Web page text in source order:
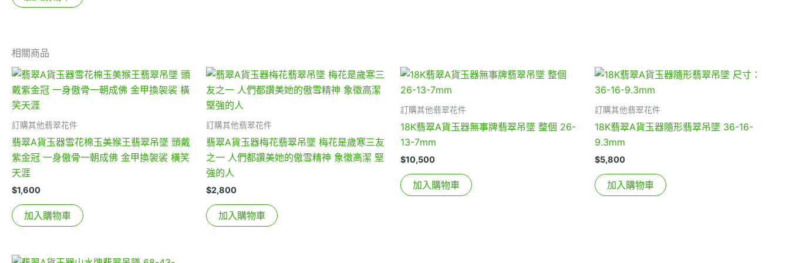
相關商品
訂購其他翡翠花件
翡翠A貨玉器雪花棉玉美猴王翡翠吊墜 頭戴
紫金冠 一身傲骨一朝成佛 金甲換袈裟 橫笑
天涯
$1,600
加入購物車
訂購其他翡翠花件
翡翠A貨玉器梅花翡翠吊墜 梅花是歲寒三友
之一 人們都讚美她的傲雪精神 象徵高潔 堅
強的人
$2,800
加入購物車
訂購其他翡翠花件
18K翡翠A貨玉器無事牌翡翠吊墜 整個 26-
13-7mm
$10,500
加入購物車
訂購其他翡翠花件
18K翡翠A貨玉器隨形翡翠吊墜 36-16-
9.3mm
$5,800
加入購物車